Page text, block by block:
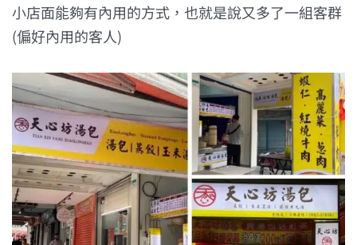
小店面能夠有內用的方式，也就是說又多了一組客群
(偏好內用的客人)